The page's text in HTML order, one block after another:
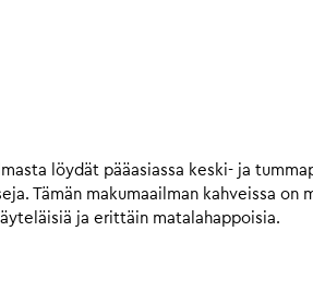
löydät pääasiassa keski- ja
Tämän makumaailman kahveissa
ja erittäin matalahappoisia.